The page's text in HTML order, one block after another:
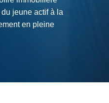
jeune actif à la
en pleine